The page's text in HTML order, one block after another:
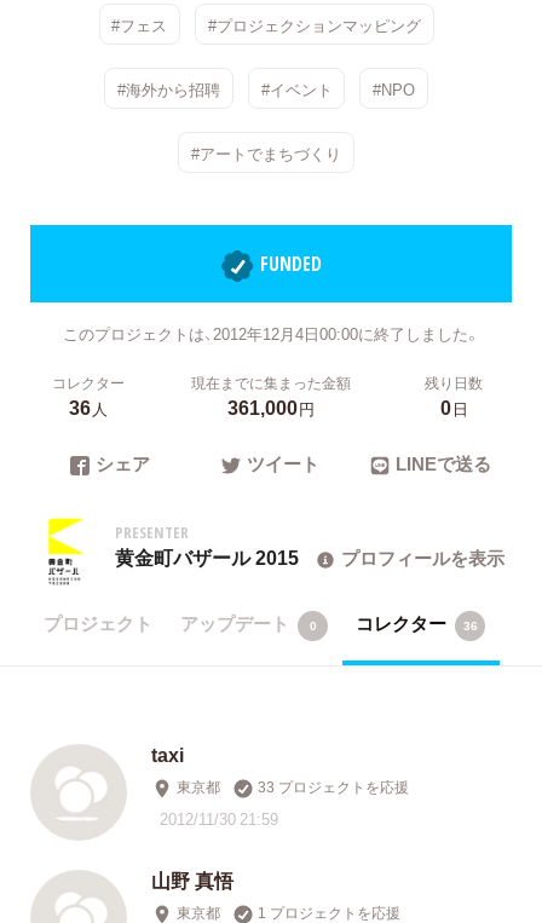
#フェス #プロジェクションマッピング
#海外から招聘 #イベント #NPO
#アートでまちづくり
FUNDED
このプロジェクトは、2012年12月4日00:00に終了しました。
コレクター
36人
現在までに集まった金額
361,000円
残り日数
0日
シェア ツイート LINEで送る
PRESENTER
黄金町バザール 2015 プロフィールを表示
プロジェクト アップデート 0 コレクター 36
taxi
東京都 33 プロジェクトを応援
2012/11/30 21:59
山野 真悟
東京都 1 プロジェクトを応援